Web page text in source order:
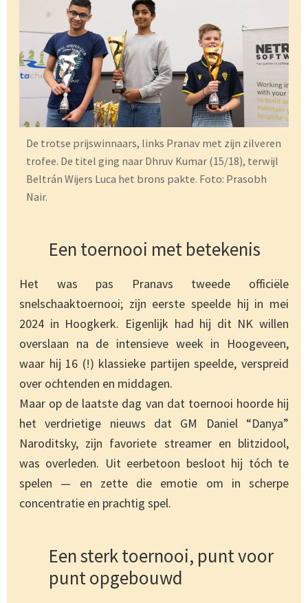
De trotse prijswinnaars, links Pranav met zijn zilveren
trofee. De titel ging naar Dhruv Kumar (15/18), terwijl
Beltrán Wijers Luca het brons pakte. Foto: Prasobh
Nair.
Een toernooi met betekenis
Het was pas Pranavs tweede officiële
snelschaaktoernooi; zijn eerste speelde hij in mei
2024 in Hoogkerk. Eigenlijk had hij dit NK willen
overslaan na de intensieve week in Hoogeveen,
waar hij 16 (!) klassieke partijen speelde, verspreid
over ochtenden en middagen.
Maar op de laatste dag van dat toernooi hoorde hij
het verdrietige nieuws dat GM Daniel “Danya”
Naroditsky, zijn favoriete streamer en blitzidool,
was overleden. Uit eerbetoon besloot hij tóch te
spelen — en zette die emotie om in scherpe
concentratie en prachtig spel.
Een sterk toernooi, punt voor
punt opgebouwd